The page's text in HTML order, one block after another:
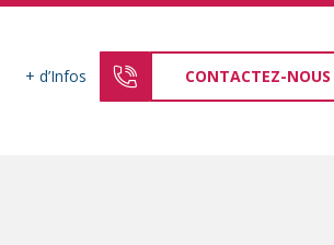
+ d’Infos CONTACTEZ-NOUS